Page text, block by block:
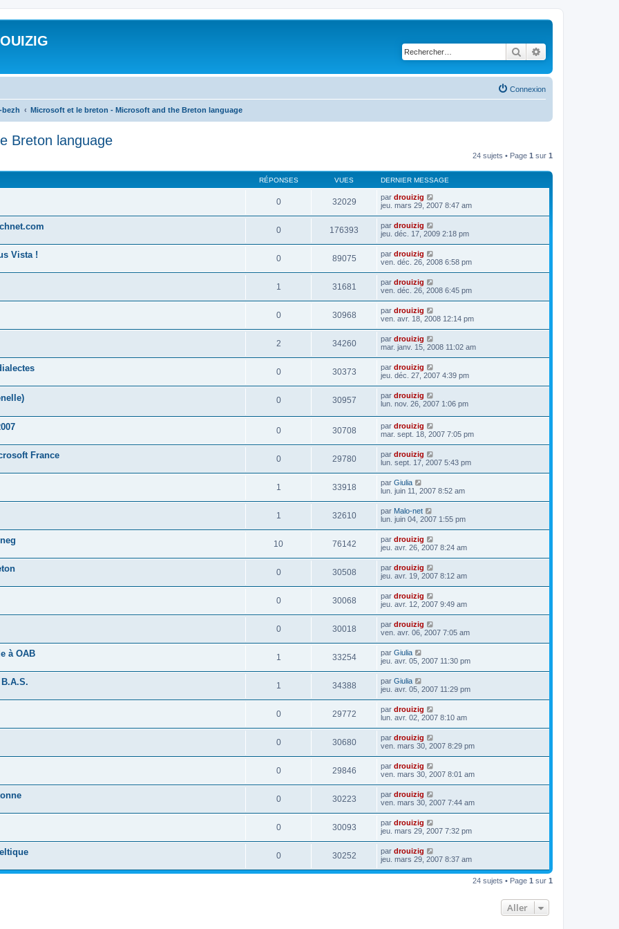
Rechercher
Connexion
bezh Microsoft et le breton - Microsoft and the Breton language
Breton language
24 sujets • Page 1 sur 1
RÉPONSES VUES DERNIER MESSAGE
0 32029 par drouizig
jeu. mars 29, 2007 8:47 am
0 176393 par drouizig
jeu. déc. 17, 2009 2:18 pm
Vista ! 0 89075 par drouizig
ven. déc. 26, 2008 6:58 pm
1 31681 par drouizig
ven. déc. 26, 2008 6:45 pm
0 30968 par drouizig
ven. avr. 18, 2008 12:14 pm
2 34260 par drouizig
mar. janv. 15, 2008 11:02 am
0 30373 par drouizig
jeu. déc. 27, 2007 4:39 pm
0 30957 par drouizig
lun. nov. 26, 2007 1:06 pm
0 30708 par drouizig
mar. sept. 18, 2007 7:05 pm
France 0 29780 par drouizig
lun. sept. 17, 2007 5:43 pm
1 33918 par Giulia
lun. juin 11, 2007 8:52 am
1 32610 par Malo-net
lun. juin 04, 2007 1:55 pm
10 76142 par drouizig
jeu. avr. 26, 2007 8:24 am
0 30508 par drouizig
jeu. avr. 19, 2007 8:12 am
0 30068 par drouizig
jeu. avr. 12, 2007 9:49 am
0 30018 par drouizig
ven. avr. 06, 2007 7:05 am
à OAB 1 33254 par Giulia
jeu. avr. 05, 2007 11:30 pm
1 34388 par Giulia
jeu. avr. 05, 2007 11:29 pm
0 29772 par drouizig
lun. avr. 02, 2007 8:10 am
0 30680 par drouizig
ven. mars 30, 2007 8:29 pm
0 29846 par drouizig
ven. mars 30, 2007 8:01 am
0 30223 par drouizig
ven. mars 30, 2007 7:44 am
0 30093 par drouizig
jeu. mars 29, 2007 7:32 pm
0 30252 par drouizig
jeu. mars 29, 2007 8:37 am
24 sujets • Page 1 sur 1
Aller